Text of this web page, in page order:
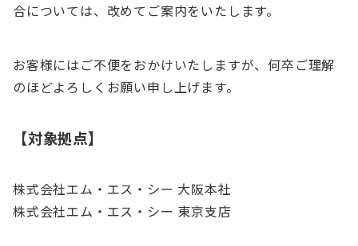
合については、改めてご案内をいたします。
お客様にはご不便をおかけいたしますが、何卒ご理解
のほどよろしくお願い申し上げます。
【対象拠点】
株式会社エム・エス・シー 大阪本社
株式会社エム・エス・シー 東京支店